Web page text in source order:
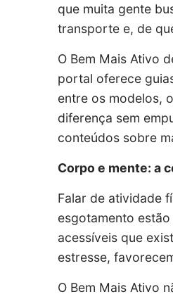
que muita gente
transporte e, de
O Bem Mais Ativo
portal oferece
entre os modelos,
diferença sem
conteúdos sobre
Corpo e mente: a
Falar de atividade
esgotamento
acessíveis que
estresse,
O Bem Mais Ativo